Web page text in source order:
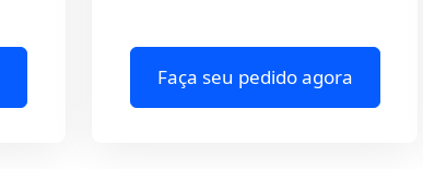
Faça seu pedido agora